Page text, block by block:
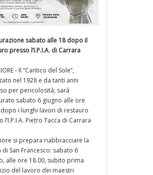
sabato alle 18 dopo il
presso l’I.P.I.A. di Carrara
- Il “Cantico del Sole”,
nel 1928 e da tanti anni
per pericolosità, sarà
sabato 6 giugno alle ore
dopo i lunghi lavori di restauro
l’I.P.I.A. Pietro Tacca di Carrara
si prepara riabbracciare la
di San Francesco: sabato 6
alle ore 18.00, subito prima
del lavoro dei maestri